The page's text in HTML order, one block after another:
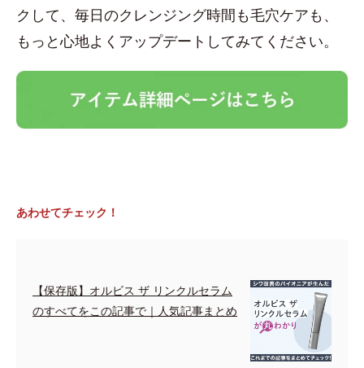
クして、毎日のクレンジング時間も毛穴ケアも、
もっと心地よくアップデートしてみてください。
あわせてチェック！
【保存版】オルビス ザ リンクルセラム
のすべてをこの記事で｜人気記事まとめ